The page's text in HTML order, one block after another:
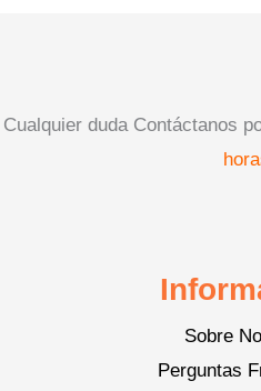
Cualquier duda Contáctanos
Sobre
Perguntas